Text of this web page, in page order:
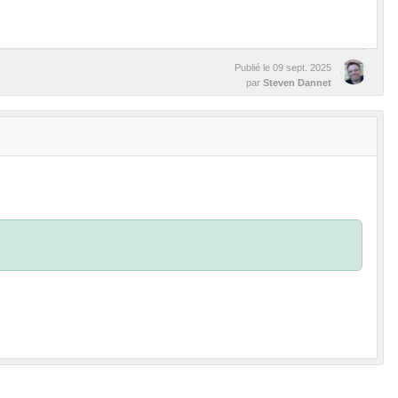
Publié le 09 sept. 2025
par Steven Dannet